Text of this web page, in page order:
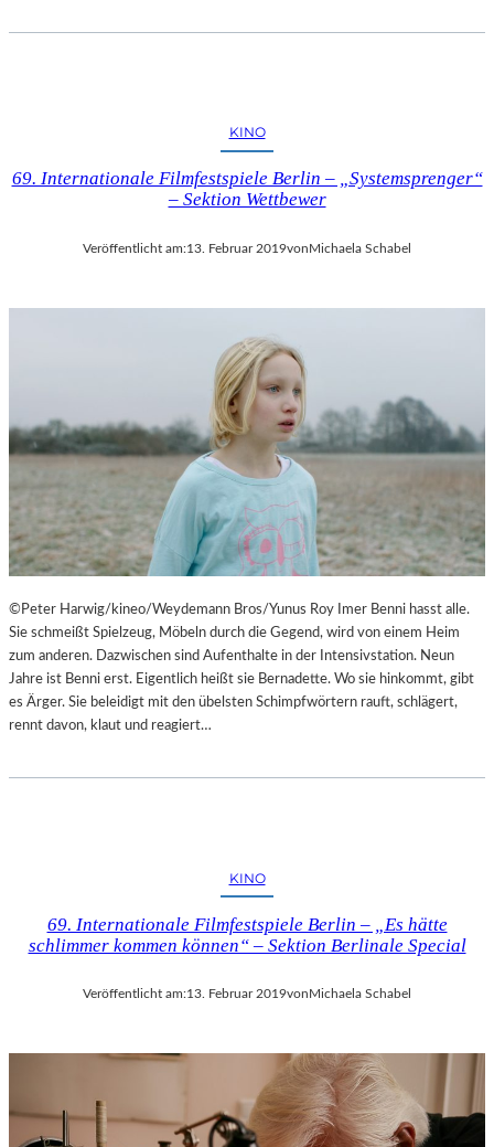
KINO
69. Internationale Filmfestspiele Berlin – „Systemsprenger“
– Sektion Wettbewer
Veröffentlicht am:13. Februar 2019vonMichaela Schabel
©Peter Harwig/kineo/Weydemann Bros/Yunus Roy Imer Benni hasst alle.
Sie schmeißt Spielzeug, Möbeln durch die Gegend, wird von einem Heim
zum anderen. Dazwischen sind Aufenthalte in der Intensivstation. Neun
Jahre ist Benni erst. Eigentlich heißt sie Bernadette. Wo sie hinkommt, gibt
es Ärger. Sie beleidigt mit den übelsten Schimpfwörtern rauft, schlägert,
rennt davon, klaut und reagiert…
KINO
69. Internationale Filmfestspiele Berlin – „Es hätte
schlimmer kommen können“ – Sektion Berlinale Special
Veröffentlicht am:13. Februar 2019vonMichaela Schabel